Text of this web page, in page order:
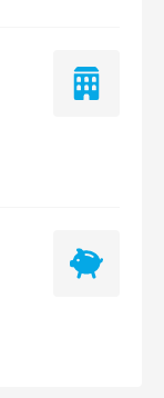
Iba
Najlacnejší